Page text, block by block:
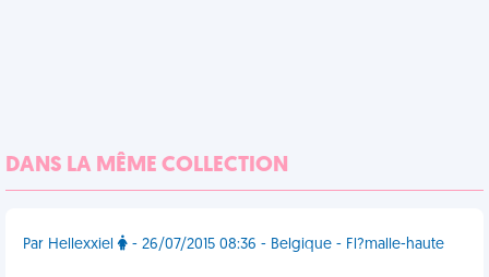
DANS LA MÊME COLLECTION
Par Hellexxiel - 26/07/2015 08:36 - Belgique - Fl?malle-haute